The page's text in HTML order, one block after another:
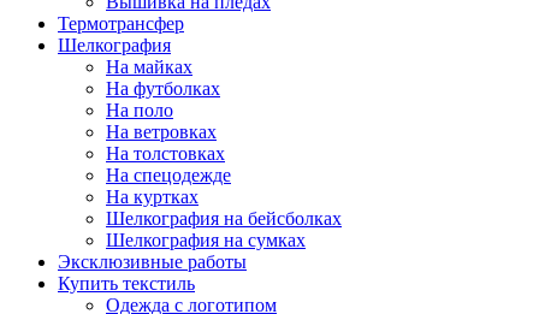
Термотрансфер
Шелкография
На майках
На футболках
На поло
На ветровках
На толстовках
На спецодежде
На куртках
Шелкография на бейсболках
Шелкография на сумках
Эксклюзивные работы
Купить текстиль
Одежда с логотипом